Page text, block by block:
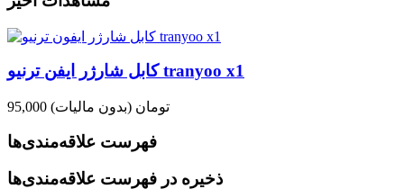
کابل شارژر ایفن ترنیو tranyoo x1
95,000 تومان (بدون مالیات)
فهرست علاقه‌مندی‌ها
ذخیره در فهرست علاقه‌مندی‌ها